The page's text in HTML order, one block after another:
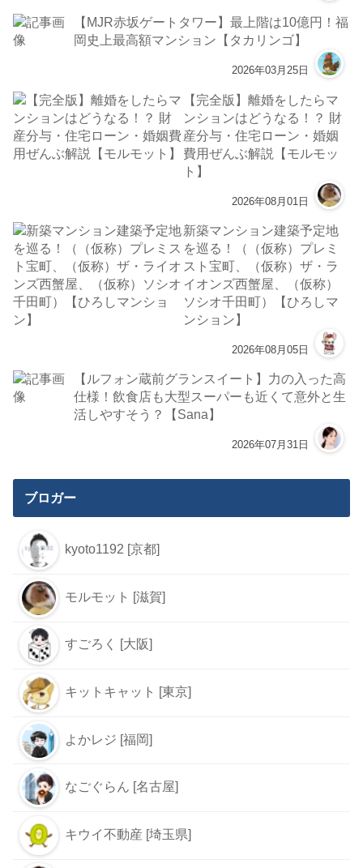
【MJR赤坂ゲートタワー】最上階は10億円！福
岡史上最高額マンション【タカリンゴ】
2026年03月25日
【完全版】離婚をしたらマ
ンションはどうなる！？ 財
産分与・住宅ローン・婚姻
費用ぜんぶ解説【モルモッ
ト】
2026年08月01日
新築マンション建築予定地
を巡る！（（仮称）プレミ
スト宝町、（仮称）ザ・ラ
イオンズ西蟹屋、（仮称）
ソシオ千田町）【ひろしマ
ンション】
2026年08月05日
【ルフォン蔵前グランスイート】力の入った高
仕様！飲食店も大型スーパーも近くて意外と生
活しやすそう？【Sana】
2026年07月31日
ブロガー
kyoto1192 [京都]
モルモット [滋賀]
すごろく [大阪]
キットキャット [東京]
よかレジ [福岡]
なごぐらん [名古屋]
キウイ不動産 [埼玉県]